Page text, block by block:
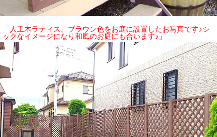
「人工木ラティス、ブラウン色をお庭に設置したお写真です♪シ
ックなイメージになり和風のお庭にも合います♪」